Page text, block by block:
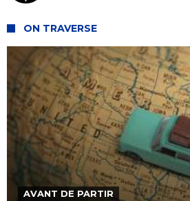
ON TRAVERSE
AVANT DE PARTIR